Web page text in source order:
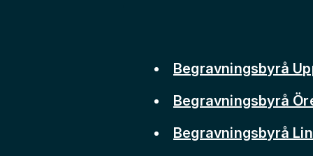
Begravningsbyrå
Begravningsbyrå
Begravningsbyrå